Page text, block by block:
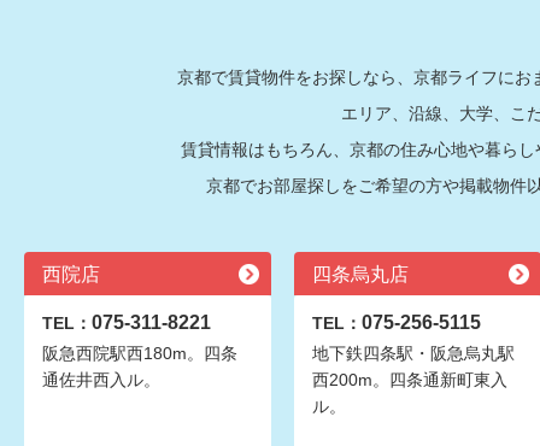
京都で賃貸物件をお探しなら、京都ライフに
エリア、沿線、大学、こ
賃貸情報はもちろん、京都の住み心地や暮ら
京都でお部屋探しをご希望の方や掲載物件
西院店
TEL： 075-311-8221
阪急西院駅西180m。四条
通佐井西入ル。
四条烏丸店
TEL： 075-256-5115
地下鉄四条駅・阪急烏丸駅
西200m。四条通新町東入
ル。